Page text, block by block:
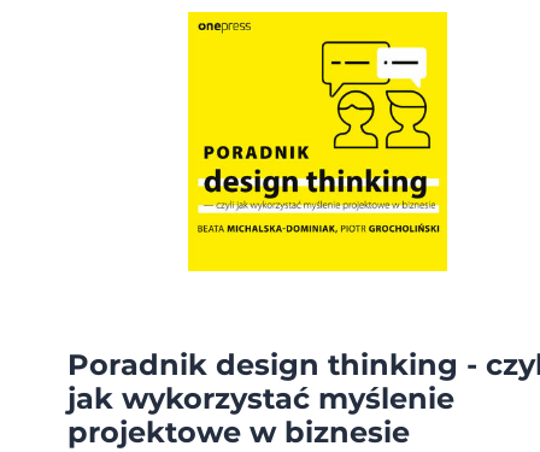
Poradnik design thinking -
jak wykorzystać myślenie
projektowe w biznesie